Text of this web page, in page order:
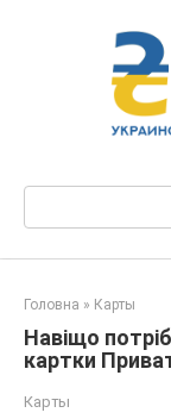
Пошук:
Головна » Карты
Навіщо
картки
Карты